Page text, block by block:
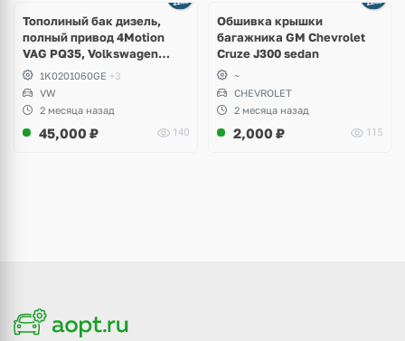
Тополиный бак дизель,
полный привод 4Motion
VAG PQ35, Volkswagen
Scirocco, Golf V, VI, Skoda
Yeti, Octavia A5, Superb,
Audi A3, Seat Altea
1K0201060GE +3
VW
2 месяца назад
45,000 ₽ 140
Обшивка крышки
багажника GM Chevrolet
Cruze J300 sedan
~
CHEVROLET
2 месяца назад
2,000 ₽ 115